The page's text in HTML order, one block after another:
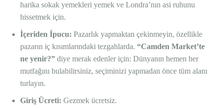
harika sokak yemekleri yemek ve Londra’nın asi ruhunu
hissetmek için.
İçeriden İpucu: Pazarlık yapmaktan çekinmeyin, özellikle
pazarın iç kısımlarındaki tezgahlarda. “Camden Market’te
ne yenir?” diye merak edenler için: Dünyanın hemen her
mutfağını bulabilirsiniz, seçiminizi yapmadan önce tüm alanı
turlayın.
Giriş Ücreti: Gezmek ücretsiz.